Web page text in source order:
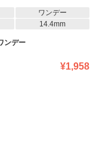
ワンデー
14.4mm
ンデー
¥1,958